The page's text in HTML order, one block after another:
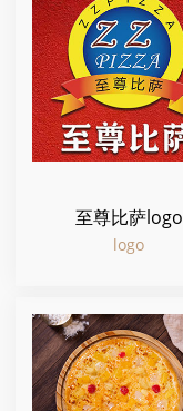
至尊比萨logo
logo